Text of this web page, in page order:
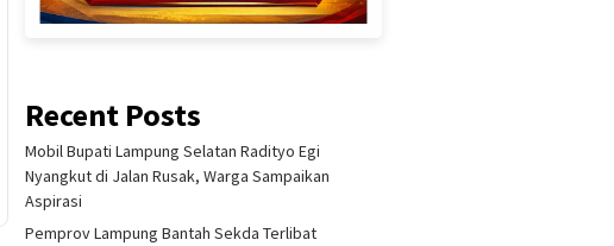
Recent Posts
Mobil Bupati Lampung Selatan Radityo Egi
Nyangkut di Jalan Rusak, Warga Sampaikan
Aspirasi
Pemprov Lampung Bantah Sekda Terlibat